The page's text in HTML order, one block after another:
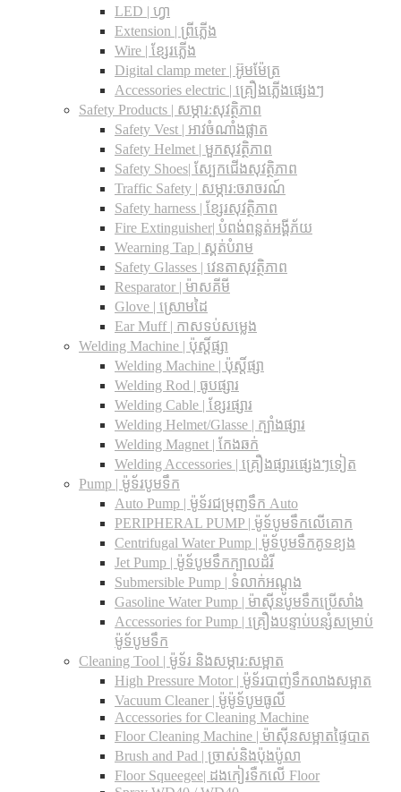
LED | ហ្វា
Extension | ព្រីភ្លើង
Wire | ខ្សែរភ្លើង
Digital clamp meter | អ៊ូមម៉ែត្រ
Accessories electric | គ្រឿងភ្លើងផ្សេងៗ
Safety Products | សម្ភារ:សុវត្ថិភាព
Safety Vest | អាវចំណាំងផ្លាត
Safety Helmet | មួកសុវត្ថិភាព
Safety Shoes| ស្បែកជើងសុវត្ថិភាព
Traffic Safety​ | សម្ភារ:ចរាចរណ៍
Safety harness | ខ្សែរសុវត្ថិភាព
Fire Extinguisher| បំពង់ពន្លត់អង្គីភ័យ
Wearning Tap | ស្គត់បំរាម
Safety Glasses | វេនតាសុវត្ថិភាព
Resparator | ម៉ាសគីមី
Glove | ស្រោមដៃ
Ear Muff | កាសទប់សម្លេង
Welding Machine | ប៉ុស្តិ៍ផ្សា
Welding Machine | ប៉ុស្តិ៍ផ្សា
Welding Rod | ធូបផ្សារ
Welding Cable | ខ្សែរផ្សារ
Welding Helmet/Glasse | ក្បាំងផ្សារ
Welding Magnet | កែងឆក់
Welding Accessories | គ្រឿងផ្សារផ្សេងៗទៀត
Pump | ម៉ូទ័របូមទឹក
Auto Pump | ម៉ូទ័រជម្រុញទឹក Auto
PERIPHERAL PUMP | ម៉ូទ័បូមទឹកលើគោក
Centrifugal Water Pump | ម៉ូទ័បូមទឹកគូទខ្យង
Jet Pump | ម៉ូទ័បូមទឹកក្បាលដំរី
Submersible Pump | ទំលាក់អណ្តូង
Gasoline Water Pump | ម៉ាស៊ីនបូមទឹកប្រើសាំង
Accessories for Pump | គ្រឿងបន្ទាប់បន្សំសម្រាប់
ម៉ូទ័បូមទឹក
Cleaning Tool | ម៉ូទ័រ និងសម្ភារ:សម្អាត
High Pressure Motor | ម៉ូទ័របាញ់ទឹកលាងសម្អាត
Vacuum Cleaner | ម៉ូម៉ូទ័បូមធូលី
Accessories for Cleaning Machine
Floor Cleaning Machine | ម៉ាស៊ីនសម្អាតផ្ទៃបាត
Brush and Pad | ច្រាស់និងប៉ុងប៉ូលា
Floor Squeegee| ដងកៀរទឺកលើ Floor